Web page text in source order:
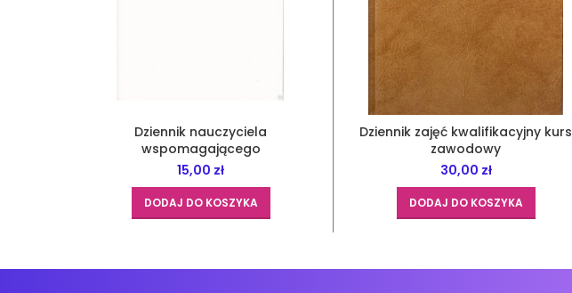
Dziennik nauczyciela
wspomagającego
15,00 zł
DODAJ DO KOSZYKA
Dziennik zajęć kwalifikacyjny kurs
zawodowy
30,00 zł
DODAJ DO KOSZYKA